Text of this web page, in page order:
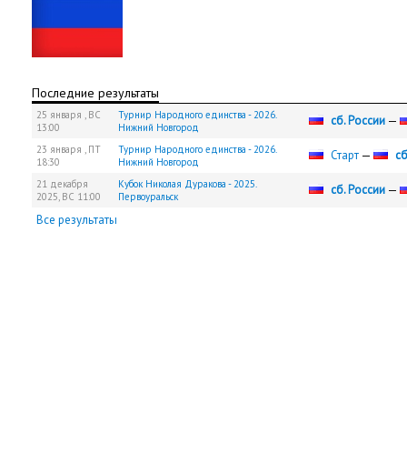
Последние результаты
25 января , ВС
13:00
Турнир Народного единства - 2026.
Нижний Новгород
сб. России —
23 января , ПТ
18:30
Турнир Народного единства - 2026.
Нижний Новгород
Старт —
21 декабря
2025, ВС 11:00
Кубок Николая Дуракова - 2025.
Первоуральск
сб. России —
Все результаты